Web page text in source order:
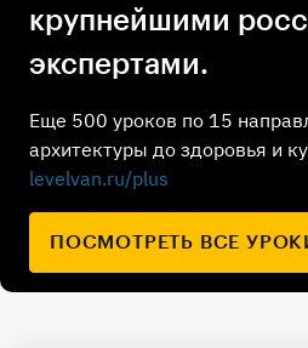
крупнейшими
экспертами.
Еще 500 уроков по 15
архитектуры до здоровья и
levelvan.ru/plus
ПОСМОТРЕТЬ ВСЕ